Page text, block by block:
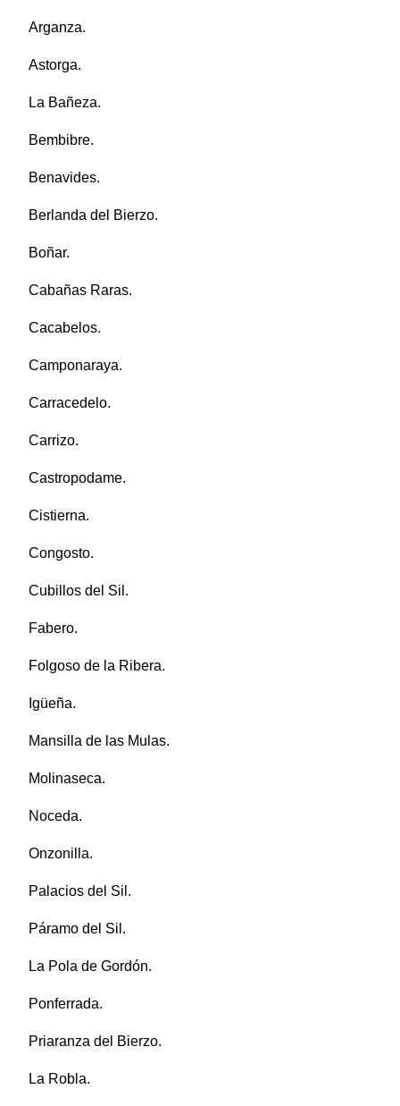
Arganza.
Astorga.
La Bañeza.
Bembibre.
Benavides.
Berlanda del Bierzo.
Boñar.
Cabañas Raras.
Cacabelos.
Camponaraya.
Carracedelo.
Carrizo.
Castropodame.
Cistierna.
Congosto.
Cubillos del Sil.
Fabero.
Folgoso de la Ribera.
Igüeña.
Mansilla de las Mulas.
Molinaseca.
Noceda.
Onzonilla.
Palacios del Sil.
Páramo del Sil.
La Pola de Gordón.
Ponferrada.
Priaranza del Bierzo.
La Robla.